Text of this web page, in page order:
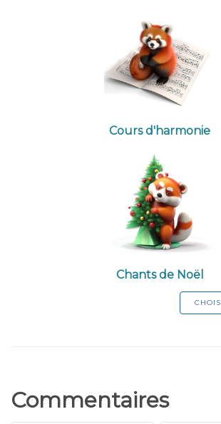
Cours d'harmonie
Chants de Noël
Commentaires